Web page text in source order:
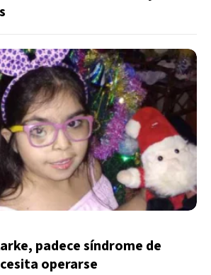
padece síndrome de
operarse